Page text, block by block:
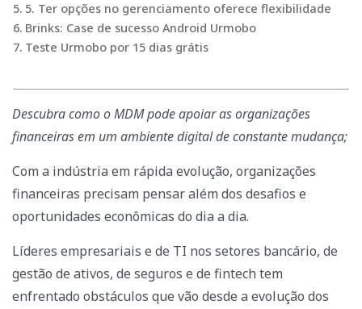
5. Ter opções no gerenciamento oferece flexibilidade
Brinks: Case de sucesso Android Urmobo
Teste Urmobo por 15 dias grátis
Descubra como o MDM pode apoiar as organizações
financeiras em um ambiente digital de constante mudança;
Com a indústria em rápida evolução, organizações
financeiras precisam pensar além dos desafios e
oportunidades econômicas do dia a dia.
Líderes empresariais e de TI nos setores bancário, de
gestão de ativos, de seguros e de fintech tem
enfrentado obstáculos que vão desde a evolução dos